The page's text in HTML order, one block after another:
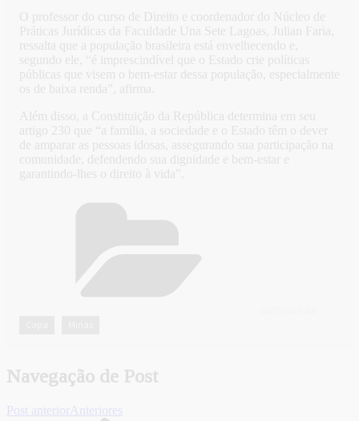
O professor do curso de Direito e coordenador do Núcleo de
Práticas Jurídicas da Faculdade Una Sete Lagoas, Julian Faria,
ressalta que a população brasileira está envelhecendo e,
segundo ele, “é imprescindível que o Estado crie políticas
públicas que visem o bem-estar dessa população, especialmente
os de baixa renda”, afirma.
Além disso, a Constituição da República determina em seu
artigo 230 que “a família, a sociedade e o Estado têm o dever
de amparar as pessoas idosas, assegurando sua participação na
comunidade, defendendo sua dignidade e bem-estar e
garantindo-lhes o direito à vida”.
Navegação de Post
Post anterior Anteriores